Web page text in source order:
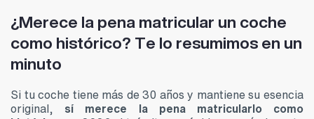
¿Merece la pena matricular un coche
como histórico? Te lo resumimos en un
minuto
Si tu coche tiene más de 30 años y mantiene su esencia
original, sí merece la pena matricularlo como